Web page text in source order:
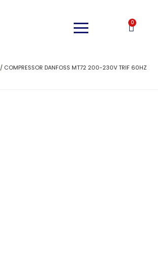
0
/ COMPRESSOR DANFOSS MT72 200-230V TRIF 60HZ